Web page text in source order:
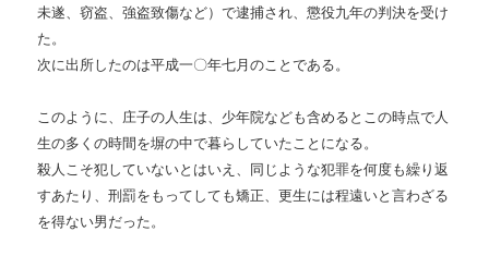
未遂、窃盗、強盗致傷など）で逮捕され、懲役九年の判決を受け
た。
次に出所したのは平成一〇年七月のことである。
このように、庄子の人生は、少年院なども含めるとこの時点で人
生の多くの時間を塀の中で暮らしていたことになる。
殺人こそ犯していないとはいえ、同じような犯罪を何度も繰り返
すあたり、刑罰をもってしても矯正、更生には程遠いと言わざる
を得ない男だった。